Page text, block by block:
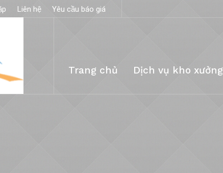
Liên hệ Yêu cầu báo giá
Trang chủ Dịch vụ kho xưởng